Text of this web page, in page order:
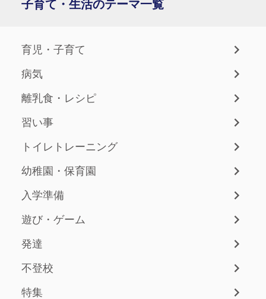
子育て・生活のテーマ一覧
育児・子育て
病気
離乳食・レシピ
習い事
トイレトレーニング
幼稚園・保育園
入学準備
遊び・ゲーム
発達
不登校
特集